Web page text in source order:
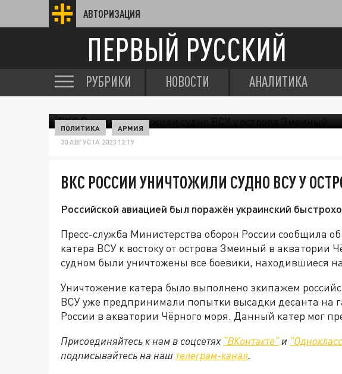
АВТОРИЗАЦИЯ
ПЕРВЫЙ РУССКИЙ
РУБРИКИ НОВОСТИ АНАЛИТИКА
ПОЛИТИКА АРМИЯ
30 АВГУСТА 2023 12:19
ВКС РОССИИ УНИЧТОЖИЛИ СУДНО ВСУ У
Российской авиацией был поражён украинский
Пресс-служба Министерства оборон России сообщила
катера ВСУ к востоку от острова Змеиный в акватории
судном были уничтожены все боевики, находившиеся
Уничтожение катера было выполнено экипажем
ВСУ уже предпринимали попытки высадки десанта на
России в акватории Чёрного моря. Данный катер мог
Присоединяйтесь к нам в соцсетях "ВКонтакте"и
подписывайтесь на наш телеграм-канал.